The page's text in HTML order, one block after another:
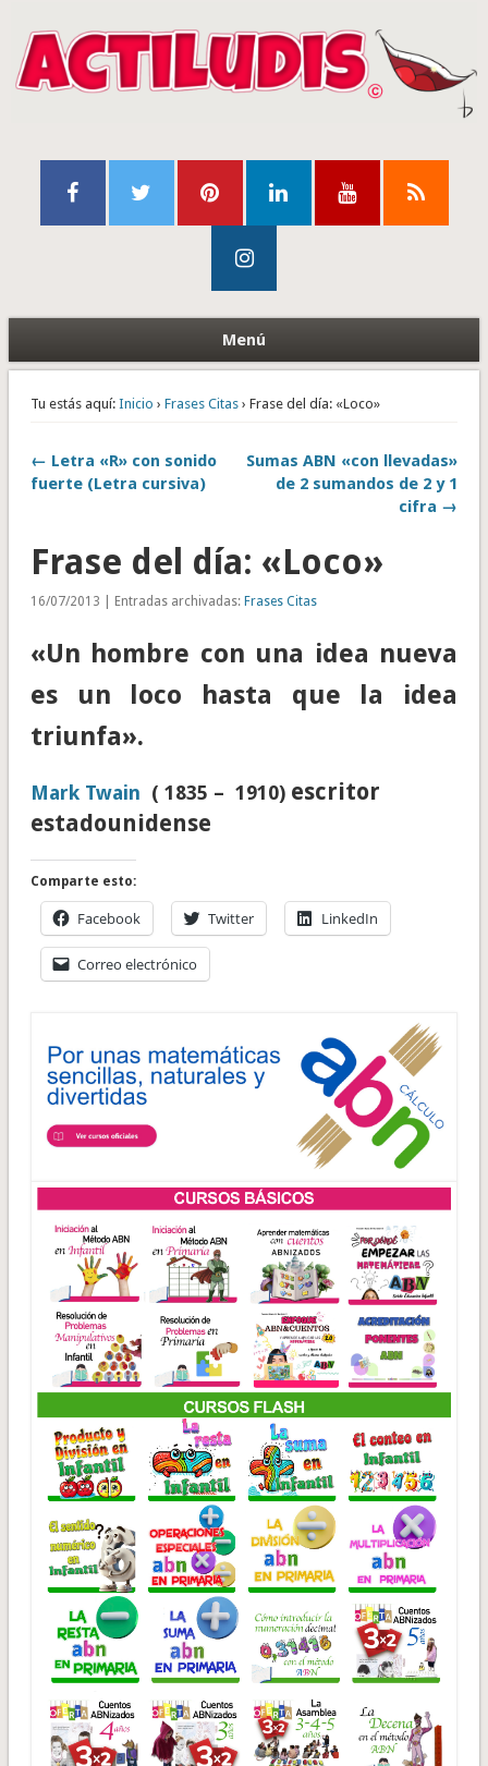
Menú
Tu estás aquí: Inicio › Frases Citas› Frase del día: «Loco»
← Letra «R» con sonido
fuerte (Letra cursiva)
Sumas ABN «con llevadas»
de 2 sumandos de 2 y 1
cifra →
Frase del día: «Loco»
16/07/2013 | Entradas archivadas: Frases Citas
«Un hombre con una idea nueva
es un loco hasta que la idea
triunfa».
Mark Twain ( 1835 – 1910) escritor
estadounidense
Comparte esto:
Facebook Twitter LinkedIn
Correo electrónico